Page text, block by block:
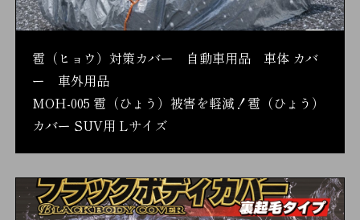
雹（ヒョウ）対策カバー 自動車用品 車体 カバ
ー 車外用品
MOH-005 雹（ひょう）被害を軽減！雹（ひょう）
カバー SUV用 Lサイズ